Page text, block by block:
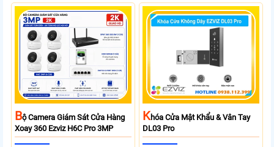
BỘ Camera Giám Sát Cửa Hàng
Xoay 360 Ezviz H6C Pro 3MP
KHóa Cửa Mật Khẩu & Vân Tay
DL03 Pro